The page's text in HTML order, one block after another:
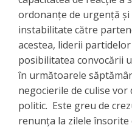
ordonanțe de urgență
instabilitate către
acestea, liderii
posibilitatea convocării
în următoarele
negocierile de culise
politic. Este greu de
renunța la zilele